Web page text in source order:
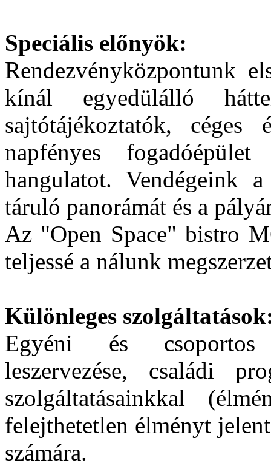
Speciális előnyök:
Rendezvényközpontunk
kínál egyedülálló
sajtótájékoztatók, céges
napfényes
hangulatot. Vendégeink
táruló panorámát és a
Az "Open Space" bistro
teljessé a nálunk
Különleges
Egyéni és csoportos
leszervezése, családi
szolgáltatásainkkal
felejthetetlen élményt
számára.